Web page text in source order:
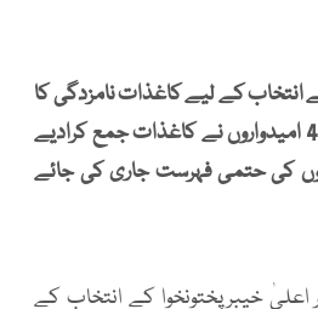
انتخاب کے لیے کاغذات نامزدگی کا
مرحلہ اختتام پذیر ہوگیا، 4 امیدواروں نے کاغذات جمع کرادیے
کی حتمی فہرست جاری کی جائے
اعلیٰ خیبرپختونخوا کے انتخاب کے